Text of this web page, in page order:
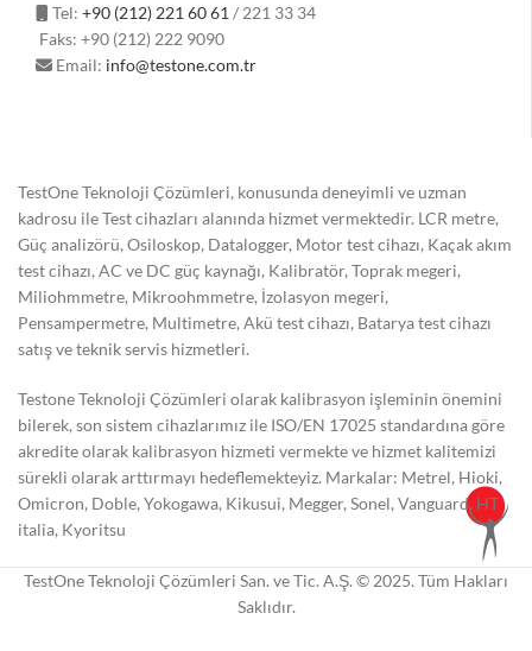
Tel: +90 (212) 221 60 61 / 221 33 34
Faks: +90 (212) 222 9090
Email: info@testone.com.tr
TestOne Teknoloji Çözümleri, konusunda deneyimli ve uzman
kadrosu ile Test cihazları alanında hizmet vermektedir. LCR metre,
Güç analizörü, Osiloskop, Datalogger, Motor test cihazı, Kaçak akım
test cihazı, AC ve DC güç kaynağı, Kalibratör, Toprak megeri,
Miliohmmetre, Mikroohmmetre, İzolasyon megeri,
Pensampermetre, Multimetre, Akü test cihazı, Batarya test cihazı
satış ve teknik servis hizmetleri.
Testone Teknoloji Çözümleri olarak kalibrasyon işleminin önemini
bilerek, son sistem cihazlarımız ile ISO/EN 17025 standardına göre
akredite olarak kalibrasyon hizmeti vermekte ve hizmet kalitemizi
sürekli olarak arttırmayı hedeflemekteyiz. Markalar: Metrel, Hioki,
Omicron, Doble, Yokogawa, Kikusui, Megger, Sonel, Vanguard, HT
italia, Kyoritsu
TestOne Teknoloji Çözümleri San. ve Tic. A.Ş. © 2025. Tüm Hakları
Saklıdır.